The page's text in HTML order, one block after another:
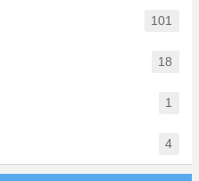
101
18
1
4